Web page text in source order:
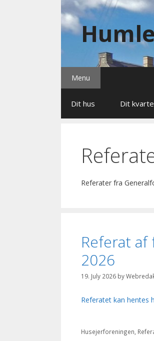
Menu
Dit hus Dit
Referater fra
Referat
2026
19. July 2026 by
Referatet kan hentes
Categories
Husejerforeningen